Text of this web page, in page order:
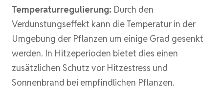
Temperaturregulierung: Durch den
Verdunstungseffekt kann die Temperatur in der
Umgebung der Pflanzen um einige Grad gesenkt
werden. In Hitzeperioden bietet dies einen
zusätzlichen Schutz vor Hitzestress und
Sonnenbrand bei empfindlichen Pflanzen.